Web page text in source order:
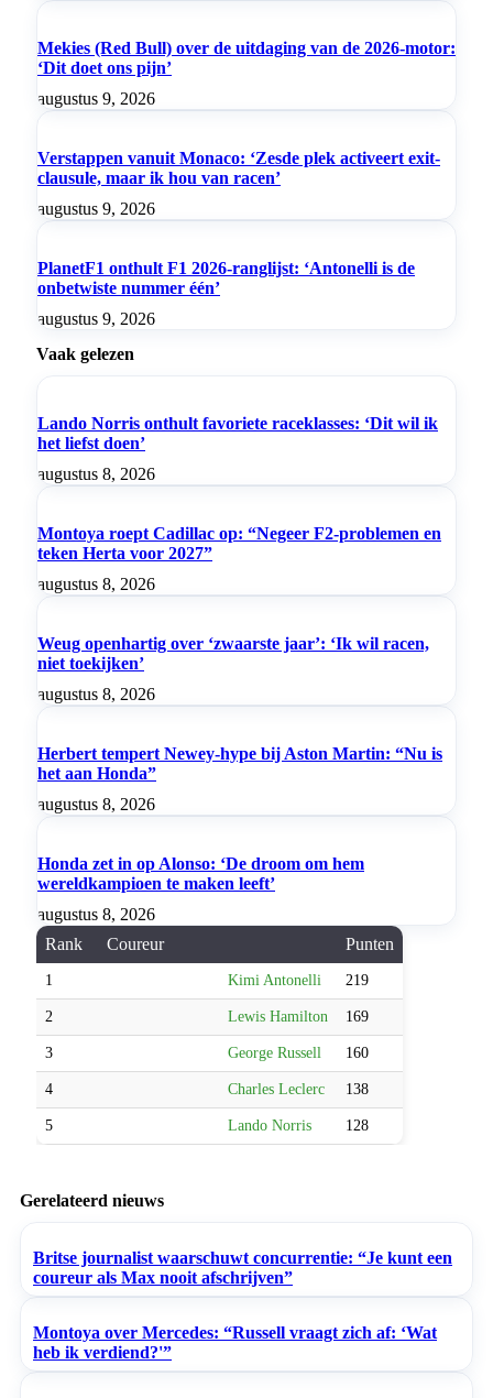
Mekies (Red Bull) over de uitdaging van de 2026-motor:
‘Dit doet ons pijn’
augustus 9, 2026
Verstappen vanuit Monaco: ‘Zesde plek activeert exit-
clausule, maar ik hou van racen’
augustus 9, 2026
PlanetF1 onthult F1 2026-ranglijst: ‘Antonelli is de
onbetwiste nummer één’
augustus 9, 2026
Vaak gelezen
Lando Norris onthult favoriete raceklasses: ‘Dit wil ik
het liefst doen’
augustus 8, 2026
Montoya roept Cadillac op: “Negeer F2-problemen en
teken Herta voor 2027”
augustus 8, 2026
Weug openhartig over ‘zwaarste jaar’: ‘Ik wil racen,
niet toekijken’
augustus 8, 2026
Herbert tempert Newey-hype bij Aston Martin: “Nu is
het aan Honda”
augustus 8, 2026
Honda zet in op Alonso: ‘De droom om hem
wereldkampioen te maken leeft’
augustus 8, 2026
Rank
Coureur Punten
1 Kimi Antonelli 219
2 Lewis Hamilton 169
3 George Russell 160
4 Charles Leclerc 138
5 Lando Norris 128
Gerelateerd nieuws
Britse journalist waarschuwt concurrentie: “Je kunt een
coureur als Max nooit afschrijven”
Montoya over Mercedes: “Russell vraagt zich af: ‘Wat
heb ik verdiend?'”